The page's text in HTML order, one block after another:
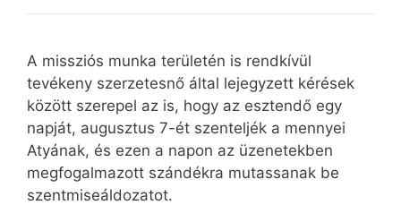
A missziós munka területén is rendkívül
tevékeny szerzetesnő által lejegyzett kérések
között szerepel az is, hogy az esztendő egy
napját, augusztus 7-ét szenteljék a mennyei
Atyának, és ezen a napon az üzenetekben
megfogalmazott szándékra mutassanak be
szentmiseáldozatot.